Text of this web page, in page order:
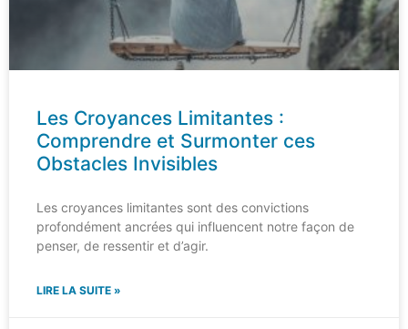
Les Croyances Limitantes :
Comprendre et Surmonter ces
Obstacles Invisibles
Les croyances limitantes sont des convictions
profondément ancrées qui influencent notre façon de
penser, de ressentir et d’agir.
LIRE LA SUITE »